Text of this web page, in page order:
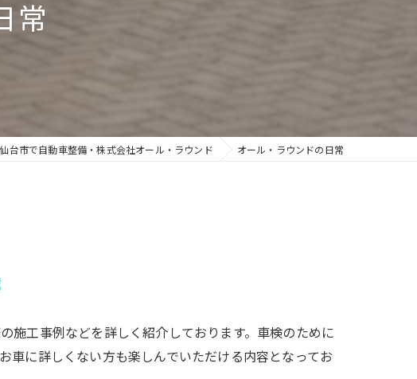
常
仙台市で自動車整備・株式会社オール・ラウンド オール・ラウンドの日常
施工事例などを詳しく紹介しております。車検のために
に詳しくない方も楽しんでいただける内容となってお